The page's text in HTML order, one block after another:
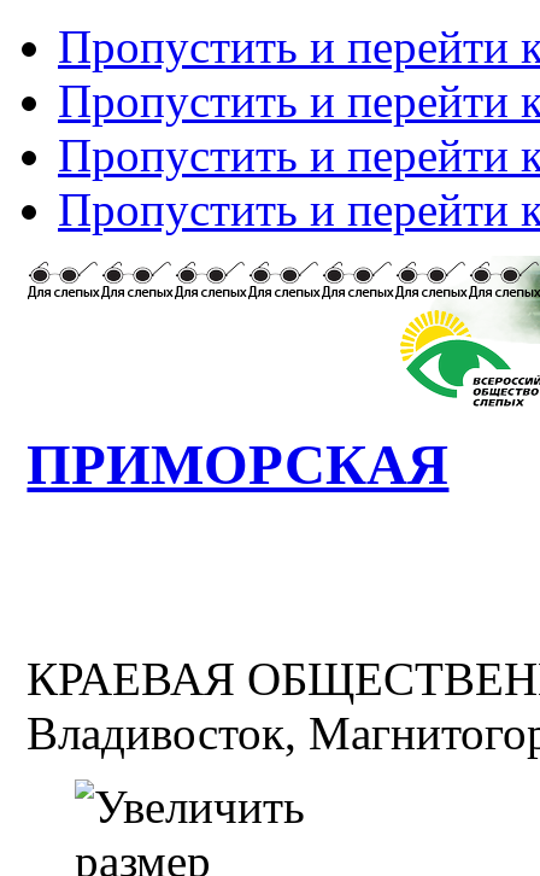
Пропустить и перейти
Пропустить и перейти
Пропустить и перейти
Пропустить и перейти
ПРИМОРСКАЯ
КРАЕВАЯ
Владивосток,